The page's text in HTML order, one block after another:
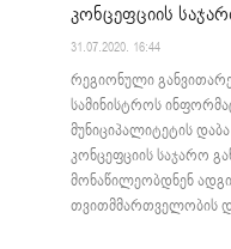
კონცეფციის
31.07.2020. 16:44
რეგიონული
სამინისტროს
მუნიციპალიტეტის
კონცეფციის საჯარო
მონაწილეობდნენ
თვითმმართველობის